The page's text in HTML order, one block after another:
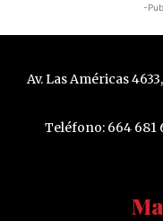
-
Av. Las Américas
Teléfono: 664 681